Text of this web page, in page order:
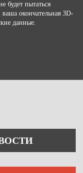
будет пытаться
окончательная 3D-
данные.